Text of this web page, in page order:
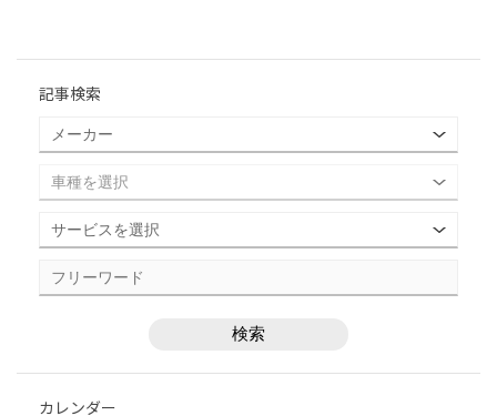
記事検索
カレンダー